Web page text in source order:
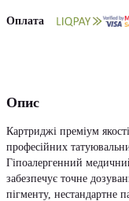
Оплата
Опис
Картриджі преміум
професійних
Гіпоалергенний
забезпечує точне
пігменту, нестандартне